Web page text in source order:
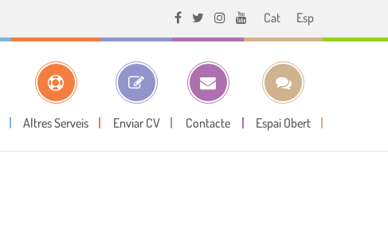
Cat Esp
Altres Serveis Enviar CV Contacte Espai Obert